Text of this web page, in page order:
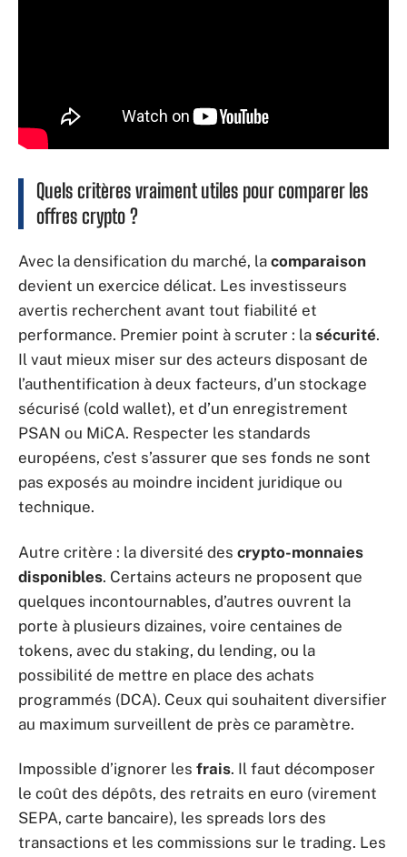
Quels critères vraiment utiles pour comparer les
offres crypto ?
Avec la densification du marché, la comparaison
devient un exercice délicat. Les investisseurs
avertis recherchent avant tout fiabilité et
performance. Premier point à scruter : la sécurité.
Il vaut mieux miser sur des acteurs disposant de
l’authentification à deux facteurs, d’un stockage
sécurisé (cold wallet), et d’un enregistrement
PSAN ou MiCA. Respecter les standards
européens, c’est s’assurer que ses fonds ne sont
pas exposés au moindre incident juridique ou
technique.
Autre critère : la diversité des crypto-monnaies
disponibles. Certains acteurs ne proposent que
quelques incontournables, d’autres ouvrent la
porte à plusieurs dizaines, voire centaines de
tokens, avec du staking, du lending, ou la
possibilité de mettre en place des achats
programmés (DCA). Ceux qui souhaitent diversifier
au maximum surveillent de près ce paramètre.
Impossible d’ignorer les frais. Il faut décomposer
le coût des dépôts, des retraits en euro (virement
SEPA, carte bancaire), les spreads lors des
transactions et les commissions sur le trading. Les